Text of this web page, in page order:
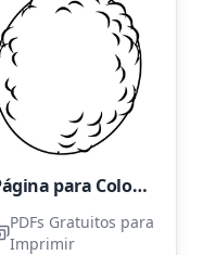
Página para Colorir de Fruta-pão
PDFs Gratuitos para
Imprimir